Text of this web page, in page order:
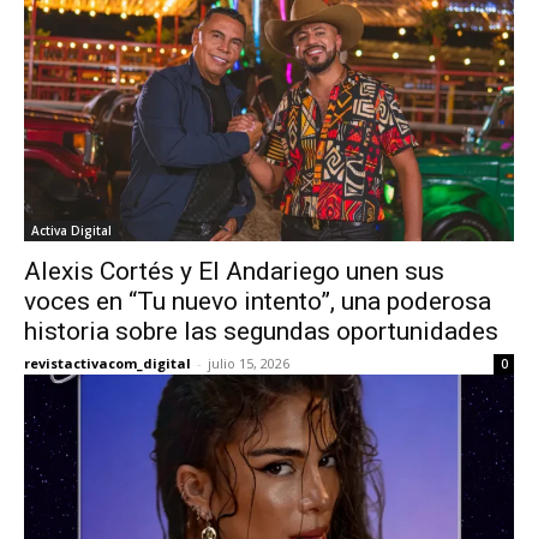
Activa Digital
Alexis Cortés y El Andariego unen sus
voces en “Tu nuevo intento”, una poderosa
historia sobre las segundas oportunidades
revistactivacom_digital - julio 15, 2026 0